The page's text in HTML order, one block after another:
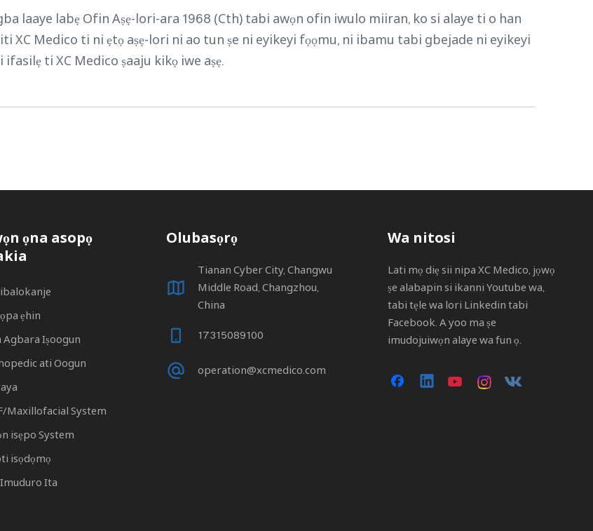
laaye labẹ Ofin Aṣẹ-lori-ara 1968 (Cth) tabi awọn ofin iwulo miiran, ko si alaye ti o han
XC Medico ti ni ẹtọ aṣẹ-lori ni ao tun ṣe ni eyikeyi fọọmu, ni ibamu tabi gbejade ni eyikeyi
ti XC Medico ṣaaju kikọ iwe aṣẹ.
ọna asopọ
ẹhin
Agbara Iṣoogun
ati Oogun
Maxillofacial System
isẹpo System
isọdọmọ
Ita
Olubasọrọ
Tianan Cyber ​​City, Changwu
Middle Road, Changzhou,
China
17315089100
operation@xcmedico.com
Wa nitosi
Lati mọ diẹ sii nipa XC Medico, jọwọ
ṣe alabapin si ikanni Youtube wa,
tabi tẹle wa lori Linkedin tabi
Facebook. A yoo ma ṣe
imudojuiwọn alaye wa fun ọ.